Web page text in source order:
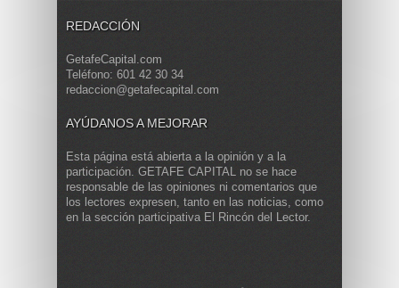
REDACCIÓN
GetafeCapital.com
Teléfono: 601 42 30 34
redaccion@getafecapital.com
AYÚDANOS A MEJORAR
Esta página está abierta a la opinión y a la
participación. GETAFE CAPITAL no se hace
responsable de las opiniones ni comentarios que
los lectores expresen, tanto en las noticias, como
en la sección participativa El Rincón del Lector.